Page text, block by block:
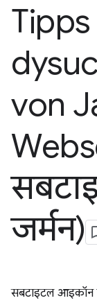
von
जर्मन)
सबटाइटल आइकॉन